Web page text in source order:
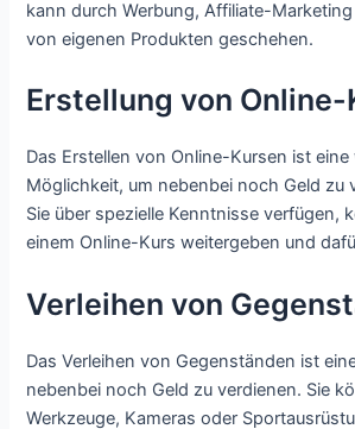
kann durch Werbung, Affiliate-
von eigenen Produkten geschehen.
Erstellung von Online-
Das Erstellen von Online-Kursen ist eine
Möglichkeit, um nebenbei noch Geld zu
Sie über spezielle Kenntnisse verfügen,
einem Online-Kurs weitergeben und
Verleihen von
Das Verleihen von Gegenständen ist
nebenbei noch Geld zu verdienen. Sie
Werkzeuge, Kameras oder